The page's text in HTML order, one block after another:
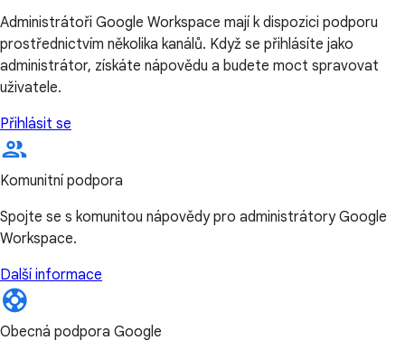
Administrátoři Google Workspace mají k dispozici podporu
prostřednictvím několika kanálů. Když se přihlásíte jako
administrátor, získáte nápovědu a budete moct spravovat
uživatele.
Přihlásit se
Komunitní podpora
Spojte se s komunitou nápovědy pro administrátory Google
Workspace.
Další informace
Obecná podpora Google